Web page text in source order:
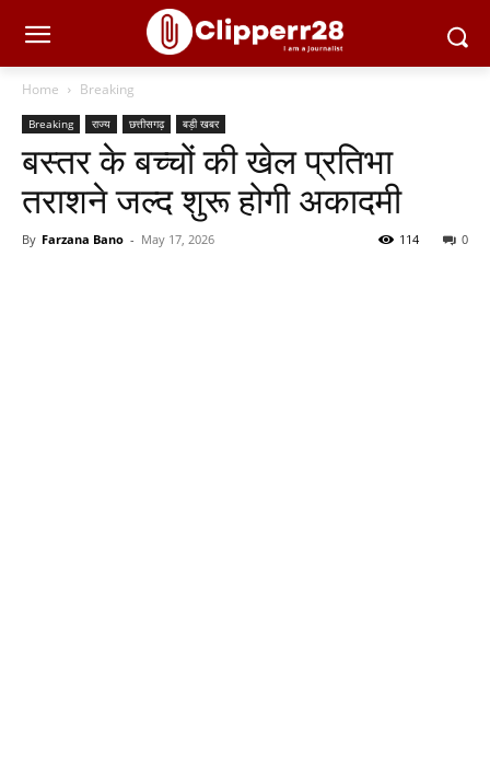
Home Breaking
Breaking राज्य छत्तीसगढ़ बड़ी खबर
बस्तर के बच्चों की खेल प्रतिभा
तराशने जल्द शुरू होगी अकादमी
By Farzana Bano - May 17, 2026 0
114